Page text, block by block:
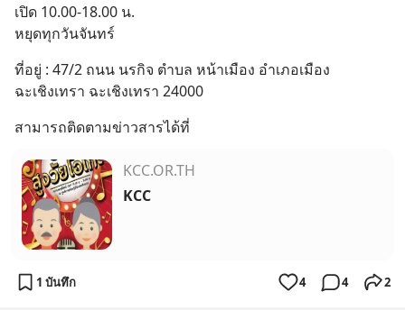
เปิด 10.00-18.00 น.
หยุดทุกวันจันทร์
ที่อยู่ : 47/2 ถนน นรกิจ ตำบล หน้าเมือง อำเภอเมือง
ฉะเชิงเทรา ฉะเชิงเทรา 24000
สามารถติดตามข่าวสารได้ที่
KCC.OR.TH
KCC
1 บันทึก 4 4 2